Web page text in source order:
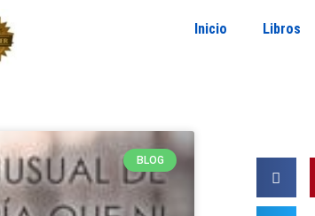
Inicio Libros
BLOG